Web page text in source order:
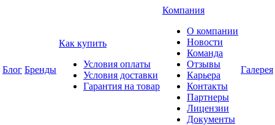
Блог Бренды
Как купить
Условия оплаты
Условия доставки
Гарантия на товар
Компания
О компании
Новости
Команда
Отзывы
Карьера
Контакты
Партнеры
Лицензии
Документы
Галерея